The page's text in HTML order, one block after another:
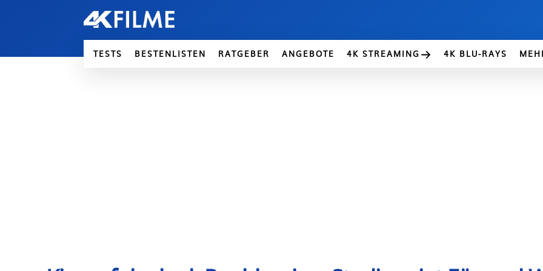
TESTS BESTENLISTEN RATGEBER ANGEBOTE 4K STREAMING 4K BLU-RAYS